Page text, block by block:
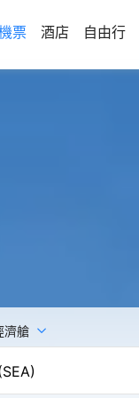
票 酒店 自由行
濟艙